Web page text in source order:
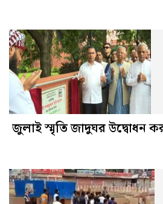
জুলাই স্মৃতি জাদুঘর উদ্বোধন